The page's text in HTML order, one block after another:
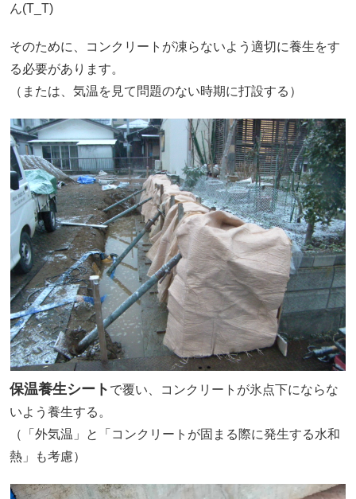
ん(T_T)
そのために、コンクリートが凍らないよう適切に養生をす
る必要があります。
（または、気温を見て問題のない時期に打設する）
保温養生シート で覆い、コンクリートが氷点下にならな
いよう養生する。
（「外気温」と「コンクリートが固まる際に発生する水和
熱」も考慮）